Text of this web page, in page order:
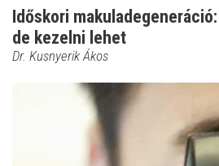
Időskori
de kezelni lehet
Dr. Kusnyerik Ákos